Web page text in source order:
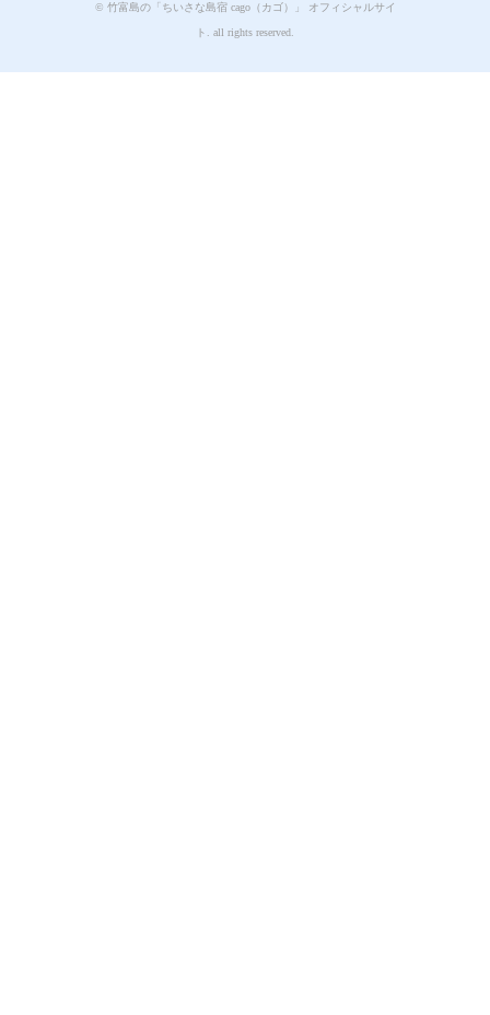
© 竹富島の「ちいさな島宿 cago（カゴ）」 オフィシャルサイ
ト. all rights reserved.